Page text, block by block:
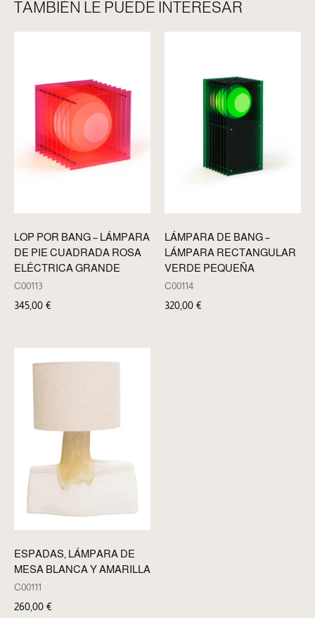
TAMBIÉN LE PUEDE INTERESAR
LOP POR BANG – LÁMPARA
DE PIE CUADRADA ROSA
ELÉCTRICA GRANDE
C00113
345,00 €
LÁMPARA DE BANG –
LÁMPARA RECTANGULAR
VERDE PEQUEÑA
C00114
320,00 €
ESPADAS, LÁMPARA DE
MESA BLANCA Y AMARILLA
C00111
260,00 €